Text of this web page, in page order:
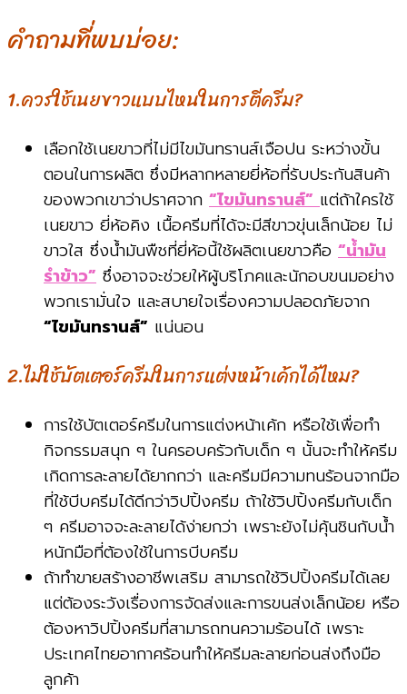
คำถามที่พบบ่อย:
1.ควรใช้เนยขาวแบบไหนในการตีครีม?
เลือกใช้เนยขาวที่ไม่มีไขมันทรานส์เจือปน ระหว่างขั้น
ตอนในการผลิต ซึ่งมีหลากหลายยี่ห้อที่รับประกันสินค้า
ของพวกเขาว่าปราศจาก “ไขมันทรานส์” แต่ถ้าใครใช้
เนยขาว ยี่ห้อคิง เนื้อครีมที่ได้จะมีสีขาวขุ่นเล็กน้อย ไม่
ขาวใส ซึ่งน้ำมันพืชที่ยี่ห้อนี้ใช้ผลิตเนยขาวคือ “น้ำมัน
รำข้าว” ซึ่งอาจจะช่วยให้ผู้บริโภคและนักอบขนมอย่าง
พวกเรามั่นใจ และสบายใจเรื่องความปลอดภัยจาก
“ไขมันทรานส์” แน่นอน
2.ไม่ใช้บัตเตอร์ครีมในการแต่งหน้าเค้กได้ไหม?
การใช้บัตเตอร์ครีมในการแต่งหน้าเค้ก หรือใช้เพื่อทำ
กิจกรรมสนุก ๆ ในครอบครัวกับเด็ก ๆ นั้นจะทำให้ครีม
เกิดการละลายได้ยากกว่า และครีมมีความทนร้อนจากมือ
ที่ใช้บีบครีมได้ดีกว่าวิปปิ้งครีม ถ้าใช้วิปปิ้งครีมกับเด็ก
ๆ ครีมอาจจะละลายได้ง่ายกว่า เพราะยังไม่คุ้นชินกับน้ำ
หนักมือที่ต้องใช้ในการบีบครีม
ถ้าทำขายสร้างอาชีพเสริม สามารถใช้วิปปิ้งครีมได้เลย
แต่ต้องระวังเรื่องการจัดส่งและการขนส่งเล็กน้อย หรือ
ต้องหาวิปปิ้งครีมที่สามารถทนความร้อนได้ เพราะ
ประเทศไทยอากาศร้อนทำให้ครีมละลายก่อนส่งถึงมือ
ลูกค้า